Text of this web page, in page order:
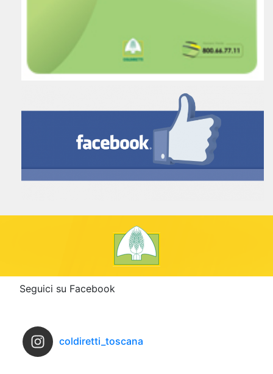
Seguici su Facebook
coldiretti_toscana